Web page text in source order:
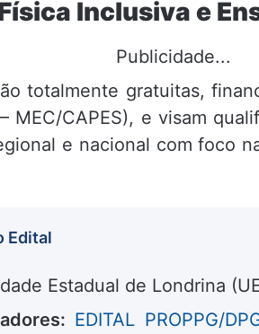
Inclusiva e
Publicidade...
totalmente gratuitas,
MEC/CAPES), e visam
e nacional com foco
Edital
Estadual de Londrina
EDITAL PROPPG/